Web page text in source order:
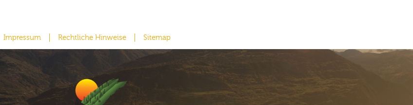
Impressum Rechtliche Hinweise Sitemap